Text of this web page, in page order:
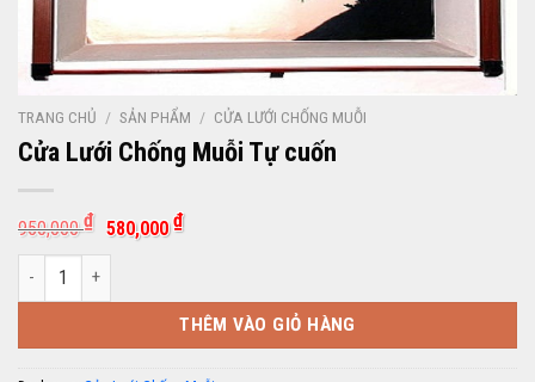
TRANG CHỦ / SẢN PHẨM / CỬA LƯỚI CHỐNG MUỖI
Cửa Lưới Chống Muỗi Tự cuốn
950,000₫
Giá
gốc
là:
580,000₫Giá
hiện
Cửa Lưới Chống Muỗi Tự cuốn số lượng
THÊM VÀO GIỎ HÀNG